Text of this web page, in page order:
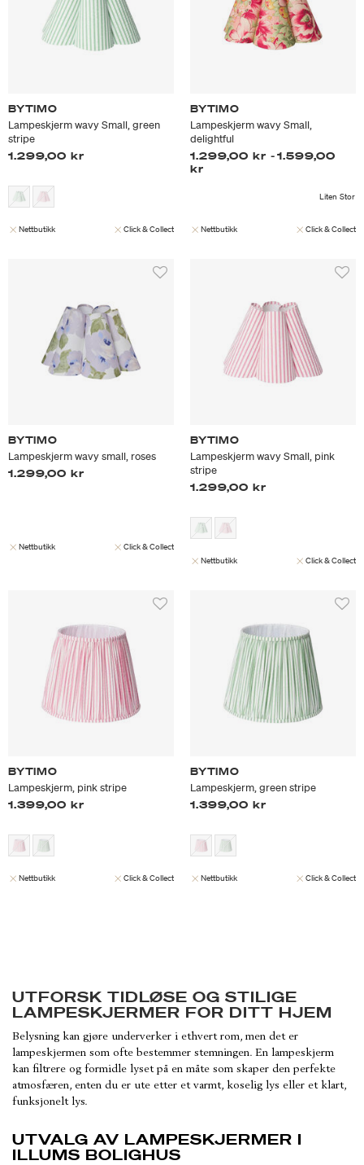
BYTIMO
Lampeskjerm wavy Small, green
stripe
1.299,00 kr
Nettbutikk Click & Collect
BYTIMO
Lampeskjerm wavy Small,
delightful
1.299,00 kr -1.599,00
kr
Liten Stor
Nettbutikk Click & Collect
BYTIMO
Lampeskjerm wavy small, roses
1.299,00 kr
Nettbutikk Click & Collect
BYTIMO
Lampeskjerm wavy Small, pink
stripe
1.299,00 kr
Nettbutikk Click & Collect
BYTIMO
Lampeskjerm, pink stripe
1.399,00 kr
Nettbutikk Click & Collect
BYTIMO
Lampeskjerm, green stripe
1.399,00 kr
Nettbutikk Click & Collect
UTFORSK TIDLØSE OG STILIGE
LAMPESKJERMER FOR DITT HJEM
Belysning kan gjøre underverker i ethvert rom, men det er
lampeskjermen som ofte bestemmer stemningen. En lampeskjerm
kan filtrere og formidle lyset på en måte som skaper den perfekte
atmosfæren, enten du er ute etter et varmt, koselig lys eller et klart,
funksjonelt lys.
UTVALG AV LAMPESKJERMER I
ILLUMS BOLIGHUS